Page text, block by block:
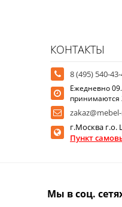
КОНТАКТЫ
8 (495) 540-
Ежедневно
принимаются
г.Москва г.о.
Пункт
Мы в соц.